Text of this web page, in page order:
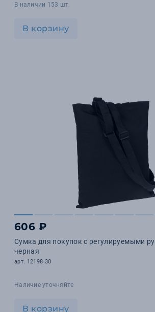
В наличии 153 шт.
В корзину
606 ₽
Сумка для покупок с регулируемыми
черная
арт. 12198.30
Наличие уточняйте
В корзину